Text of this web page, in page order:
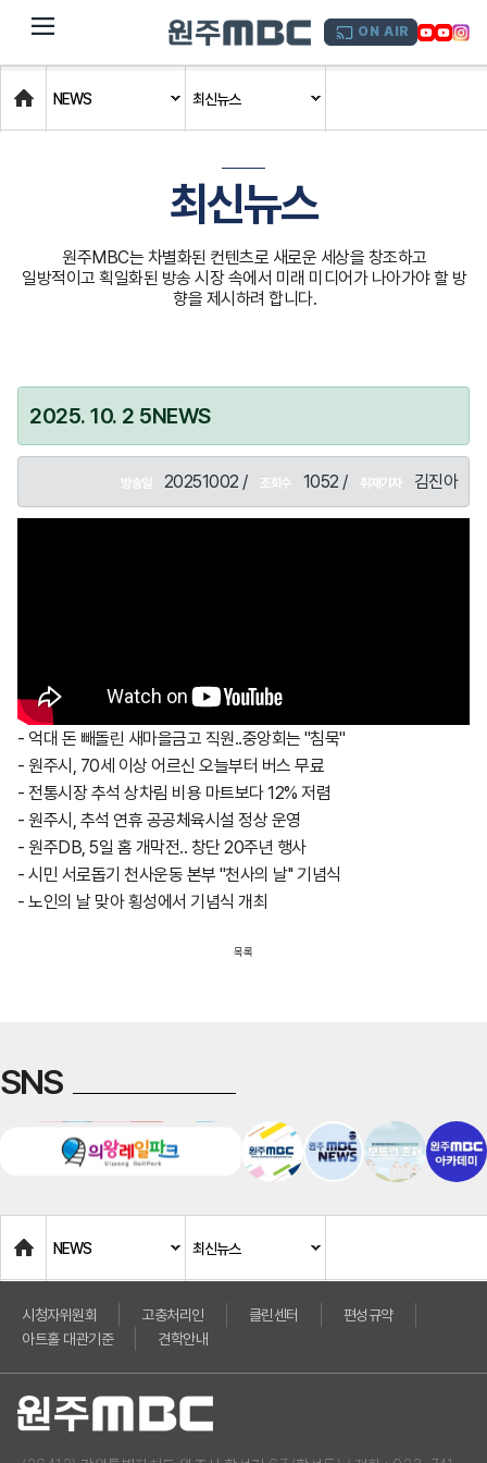
dehaze ON AIR
Home
NEWS 최신뉴스
최신뉴스
원주MBC는 차별화된 컨텐츠로 새로운 세상을 창조하고
일방적이고 획일화된 방송 시장 속에서 미래 미디어가 나아가야 할 방
향을 제시하려 합니다.
2025. 10. 2 5NEWS
방송일 20251002 / 조회수 1052 / 취재기자 김진아
- 억대 돈 빼돌린 새마을금고 직원..중앙회는 ''침묵''
- 원주시, 70세 이상 어르신 오늘부터 버스 무료
- 전통시장 추석 상차림 비용 마트보다 12% 저렴
- 원주시, 추석 연휴 공공체육시설 정상 운영
- 원주DB, 5일 홈 개막전.. 창단 20주년 행사
- 시민 서로돕기 천사운동 본부 ''천사의 날'' 기념식
- 노인의 날 맞아 횡성에서 기념식 개최
목록
SNS
Home
NEWS 최신뉴스
시청자위원회 고충처리인 클린센터
편성규약
아트홀 대관기준
견학안내